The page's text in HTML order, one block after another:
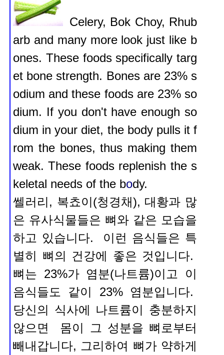
Celery, Bok Choy, Rhub
arb and many more look just like b
ones. These foods specifically targ
et bone strength. Bones are 23% s
odium and these foods are 23% so
dium. If you don't have enough so
dium in your diet, the body pulls it f
rom the bones, thus making them
weak. These foods replenish the s
keletal needs of the body.
쎌러리, 복쵸이(청경채), 대황과 많
은 유사식물들은 뼈와 같은 모습을
하고 있습니다. 이런 음식들은 특
별히
뼈의 건강에 좋은 것입니다.
뼈는 23%가 염분(나트륨)이고 이
음식들도 같이 23% 염분입니다.
당신의 식사에 나트륨이 충분하지
않으면 몸이 그 성분을 뼈로부터
빼내갑니다, 그리하여 뼈가 약하게